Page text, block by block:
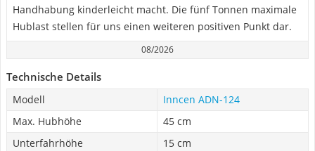
Handhabung kinderleicht macht. Die fünf Tonnen maximale
Hublast stellen für uns einen weiteren positiven Punkt dar.
08/2026
Technische Details
Modell
Inncen ADN-124
Max. Hubhöhe
45 cm
Unterfahrhöhe
15 cm